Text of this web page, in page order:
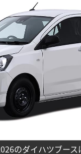
のダイハツブース